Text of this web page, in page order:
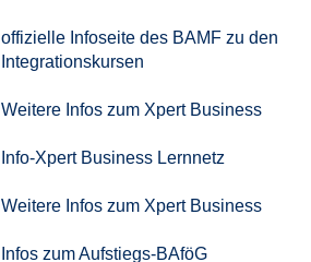
offizielle Infoseite des BAMF zu den
Integrationskursen
Weitere Infos zum Xpert Business
Info-Xpert Business Lernnetz
Weitere Infos zum Xpert Business
Infos zum Aufstiegs-BAföG